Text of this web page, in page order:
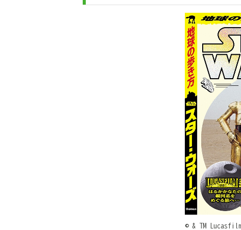
© & TM